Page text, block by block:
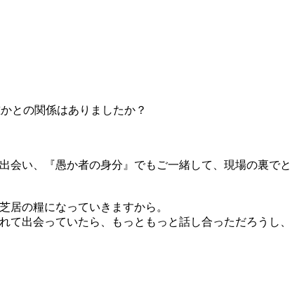
との関係はありましたか？
い、『愚か者の身分』でもご一緒して、現場の裏でと
の糧になっていきますから。
出会っていたら、もっともっと話し合っただろうし、